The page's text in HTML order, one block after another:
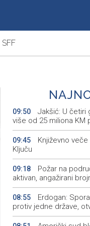
SFF
09:50
Jakšić: U četiri
više od 25 miliona KM
09:45
Književno
Ključu
09:18
Požar na
aktivan, angažirani
08:55
Erdogan:
protiv jedne države,